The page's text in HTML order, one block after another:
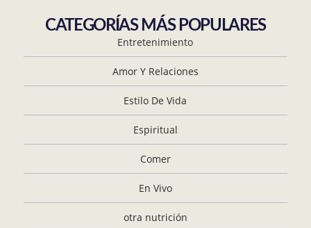
CATEGORÍAS MÁS POPULARES
Entretenimiento
Amor Y Relaciones
Estilo De Vida
Espiritual
Comer
En Vivo
otra nutrición